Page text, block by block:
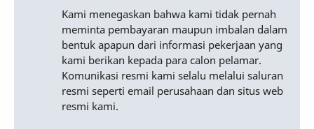
Kami menegaskan bahwa kami tidak pernah
meminta pembayaran maupun imbalan dalam
bentuk apapun dari informasi pekerjaan yang
kami berikan kepada para calon pelamar.
Komunikasi resmi kami selalu melalui saluran
resmi seperti email perusahaan dan situs web
resmi kami.